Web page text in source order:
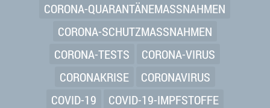
CORONA-QUARANTÄNEMASSNAHMEN
CORONA-SCHUTZMASSNAHMEN
CORONA-TESTS
CORONA-VIRUS
CORONAKRISE
CORONAVIRUS
COVID-19
COVID-19-IMPFSTOFFE